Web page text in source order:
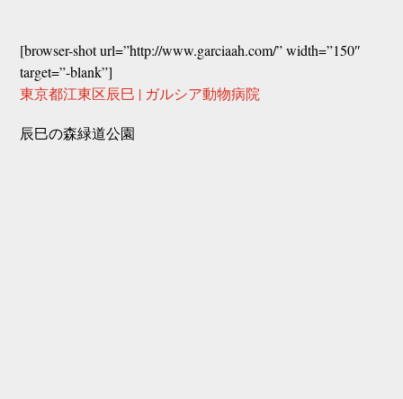
[browser-shot url=”http://www.garciaah.com/” width=”150″
target=”-blank”]
東京都江東区辰巳 | ガルシア動物病院
辰巳の森緑道公園